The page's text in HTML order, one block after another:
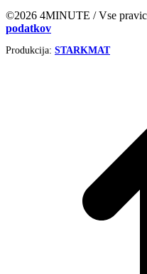
©2026 4MINUTE / Vse
podatkov
Produkcija: STARKMAT